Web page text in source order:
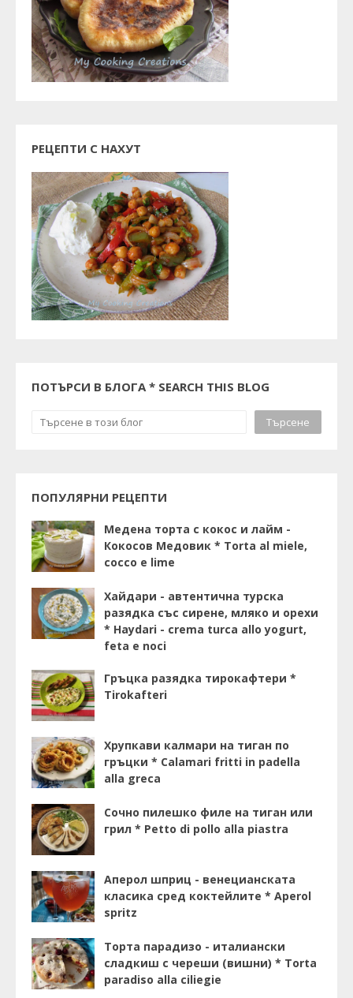
РЕЦЕПТИ С НАХУТ
ПОТЪРСИ В БЛОГА * SEARCH THIS BLOG
ПОПУЛЯРНИ РЕЦЕПТИ
Медена торта с кокос и лайм -
Кокосов Медовик * Torta al miele,
cocco e lime
Хайдари - автентична турска
разядка със сирене, мляко и орехи
* Haydari - crema turca allo yogurt,
feta e noci
Гръцка разядка тирокафтери *
Tirokafteri
Хрупкави калмари на тиган по
гръцки * Calamari fritti in padella
alla greca
Сочно пилешко филе на тиган или
грил * Petto di pollo alla piastra
Аперол шприц - венецианската
класика сред коктейлите * Aperol
spritz
Торта парадизо - италиански
сладкиш с череши (вишни) * Torta
paradiso alla ciliegie